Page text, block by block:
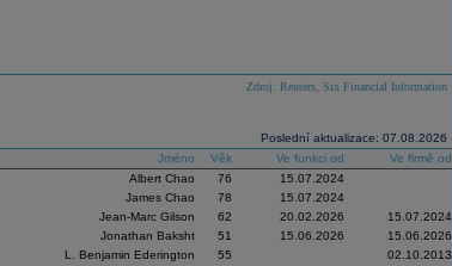
Zdroj: Reuters, Six Financial Information
Poslední aktualizace: 07.08.2026
Jméno Věk Ve funkci od
Ve firmě od
Albert Chao 76
15.07.2024
James Chao 78
15.07.2024
Jean-Marc Gilson 62 20.02.2026
15.07.2024
Jonathan Baksht 51 15.06.2026
15.06.2026
L. Benjamin Ederington 55
02.10.2013